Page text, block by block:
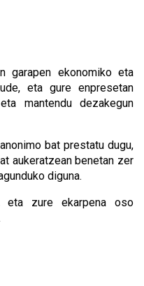
garapen ekonomiko eta
eta gure enpresetan
mantendu dezakegun
bat prestatu dugu,
aukeratzean benetan zer
diguna.
eta zure ekarpena oso